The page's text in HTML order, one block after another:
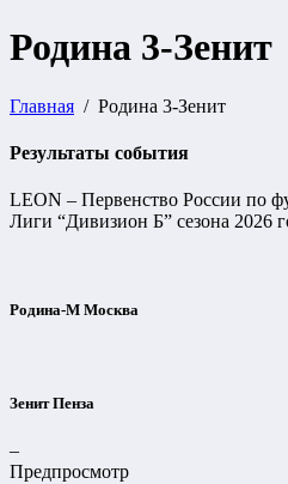
Родина 3-Зенит
Главная Родина 3-Зенит
Результаты события
LEON – Первенство России по
Лиги “Дивизион Б” сезона 2026
Родина-М Москва
Зенит Пенза
–
Предпросмотр